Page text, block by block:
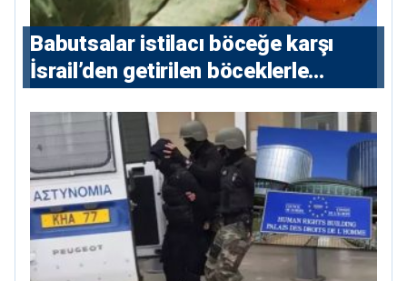
Babutsalar istilacı böceğe karşı
İsrail’den getirilen böceklerle